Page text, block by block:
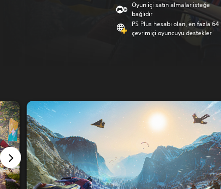
Oyun içi satın almalar isteğe
bağlıdır
PS Plus hesabı olan, en fazla 64
çevrimiçi oyuncuyu destekler